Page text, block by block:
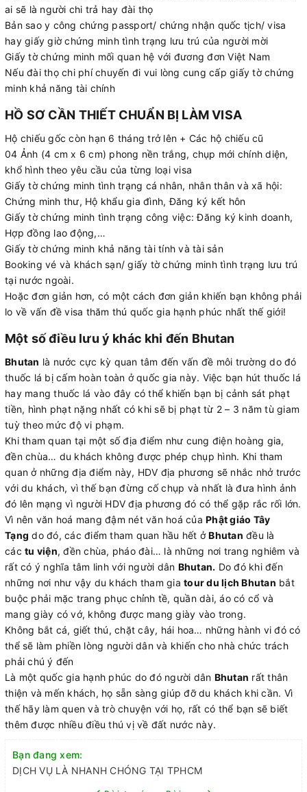
ai sẽ là người chi trả hay đài thọ
Bản sao y công chứng passport/ chứng nhận quốc tịch/ visa
hay giấy giờ chứng minh tình trạng lưu trú của người mời
Giấy tờ chứng minh mối quan hệ với đương đơn Việt Nam
Nếu đài thọ chi phí chuyến đi vui lòng cung cấp giấy tờ chứng
minh khả năng tài chính
HỒ SƠ CẦN THIẾT CHUẨN BỊ LÀM VISA
Hộ chiếu gốc còn hạn 6 tháng trở lên + Các hộ chiếu cũ
04 Ảnh (4 cm x 6 cm) phong nền trắng, chụp mới chính diện,
khổ hình theo yêu cầu của từng loại visa
Giấy tờ chứng minh tình trạng cá nhân, nhân thân và xã hội:
Chứng minh thư, Hộ khẩu gia đình, Đăng ký kết hôn
Giấy tờ chứng minh tình trạng công việc: Đăng ký kinh doanh,
Hợp đồng lao động,…
Giấy tờ chứng minh khả năng tài tính và tài sản
Booking vé và khách sạn/ giấy tờ chứng minh tình trạng lưu trú
tại nước ngoài.
Hoặc đơn giản hơn, có một cách đơn giản khiến bạn không phải
lo về vấn đề visa thăm thú quốc gia hạnh phúc nhất thế giới!
Một số điều lưu ý khác khi đến Bhutan
Bhutan là nước cực kỳ quan tâm đến vấn đề môi trường do đó
thuốc lá bị cấm hoàn toàn ở quốc gia này. Việc bạn hút thuốc lá
hay mang thuốc lá vào đây có thể khiến bạn bị cảnh sát phạt
tiền, hình phạt nặng nhất có khi sẽ bị phạt từ 2 – 3 năm tù giam
tuỳ theo mức độ vi phạm.
Khi tham quan tại một số địa điểm như cung điện hoàng gia,
đền chùa… du khách không được phép chụp hình. Khi tham
quan ở những địa điểm này, HDV địa phương sẽ nhắc nhở trước
với du khách, vì thế bạn đừng cố chụp và nhất là đưa hình ảnh
đó lên mạng vì người HDV địa phương đó có thể gặp rắc rối lớn.
Vì nên văn hoá mang đậm nét văn hoá của Phật giáo Tây
Tạng do đó, các điểm tham quan hầu hết ởBhutan đều là
các tu viện, đền chùa, pháo đài… là những nơi trang nghiêm và
rất có ý nghĩa tâm linh với người dân Bhutan. Do đó khi đến
những nơi như vậy du khách tham gia tour du lịch Bhutan bắt
buộc phải mặc trang phục chỉnh tề, quần dài, áo có cổ và
mang giày có vớ, không được mang giày vào trong.
Không bắt cá, giết thú, chặt cây, hái hoa… những hành vi đó có
thể sẽ làm phiền lòng người dân và khiến cho nhà chức trách
phải chú ý đến
Là một quốc gia hạnh phúc do đó người dân Bhutan rất thân
thiện và mến khách, họ sẵn sàng giúp đỡ du khách khi cần. Vì
thế hãy làm quen và trò chuyện với họ, rất có thể bạn sẽ biết
thêm được nhiều điều thú vị về đất nước này.
Bạn đang xem:
DỊCH VỤ LÀ NHANH CHÓNG TẠI TPHCM